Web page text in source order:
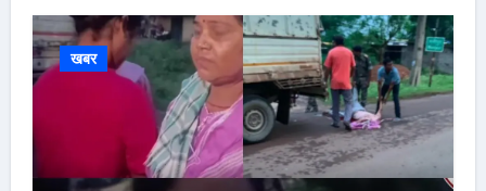
खबर